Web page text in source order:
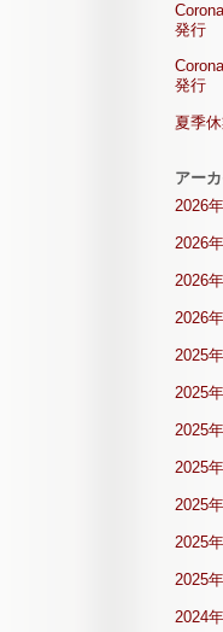
発行
発行
夏季
アー
2026
2026
2026
2026
2025
2025
2025
2025
2025
2025
2025
2024